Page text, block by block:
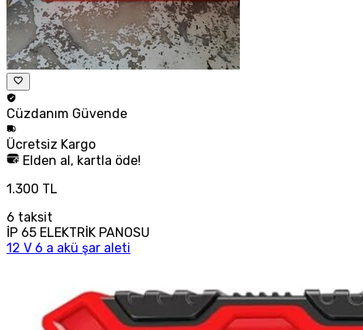
Cüzdanım Güvende
Ücretsiz Kargo
Elden al, kartla öde!
1.300 TL
6 taksit
İP 65 ELEKTRİK PANOSU
12 V 6 a akü şar aleti